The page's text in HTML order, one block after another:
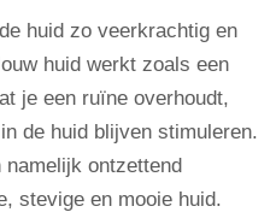
huid zo veerkrachtig en
huid werkt zoals een
je een ruïne overhoudt,
de huid blijven stimuleren.
ontzettend
stevige en mooie huid.